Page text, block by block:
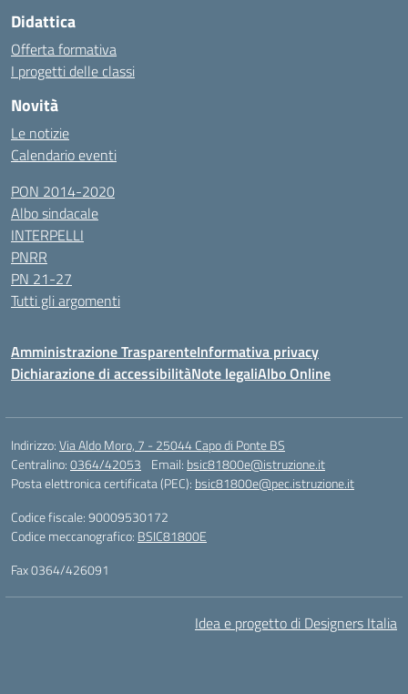
Didattica
Offerta formativa
I progetti delle classi
Novità
Le notizie
Calendario eventi
PON 2014-2020
Albo sindacale
INTERPELLI
PNRR
PN 21-27
Tutti gli argomenti
Amministrazione TrasparenteInformativa privacy
Dichiarazione di accessibilitàNote legaliAlbo Online
Indirizzo:Via Aldo Moro, 7 - 25044 Capo di Ponte BS
Centralino:0364/42053 Email: bsic81800e@istruzione.it
Posta elettronica certificata (PEC): bsic81800e@pec.istruzione.it
Codice fiscale: 90009530172
Codice meccanografico: BSIC81800E
Fax 0364/426091
Idea e progetto di Designers Italia